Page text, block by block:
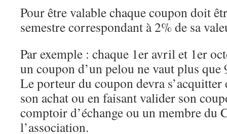
Pour être valable chaque coupon doit
semestre correspondant à 2% de sa
Par exemple : chaque 1er avril et 1er
un coupon d’un pelou ne vaut plus que
Le porteur du coupon devra s’acquitter
son achat ou en faisant valider son
comptoir d’échange ou un membre du
l’association.